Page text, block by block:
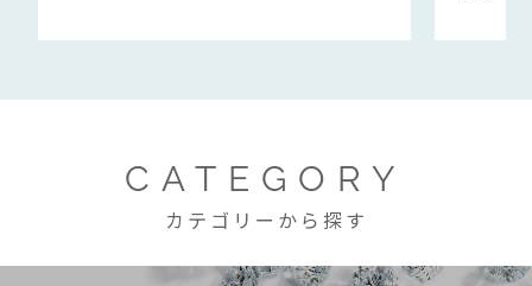
CATEGORY
カテゴリーから探す